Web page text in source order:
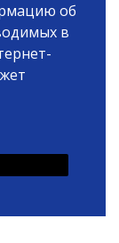
об
в